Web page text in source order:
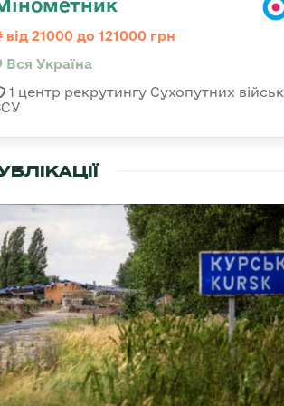
від 21000 до 121000 грн
Вся Україна
1 центр рекрутингу Сухопутних військ